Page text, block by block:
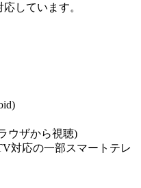
しています。
ウザから視聴)
対応の一部スマートテレ